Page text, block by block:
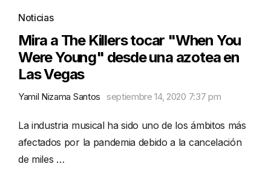
Noticias
Mira a The Killers tocar "When You
Were Young" desde una azotea en
Las Vegas
Yamil Nizama Santos septiembre 14, 2020 7:37 pm
La industria musical ha sido uno de los ámbitos más
afectados por la pandemia debido a la cancelación
de miles …